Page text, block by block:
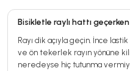
Bisikletle raylı hattı
Rayı dik açıyla geçin. İnce
ve ön tekerlek rayın yönüne
neredeyse hiç tutunma